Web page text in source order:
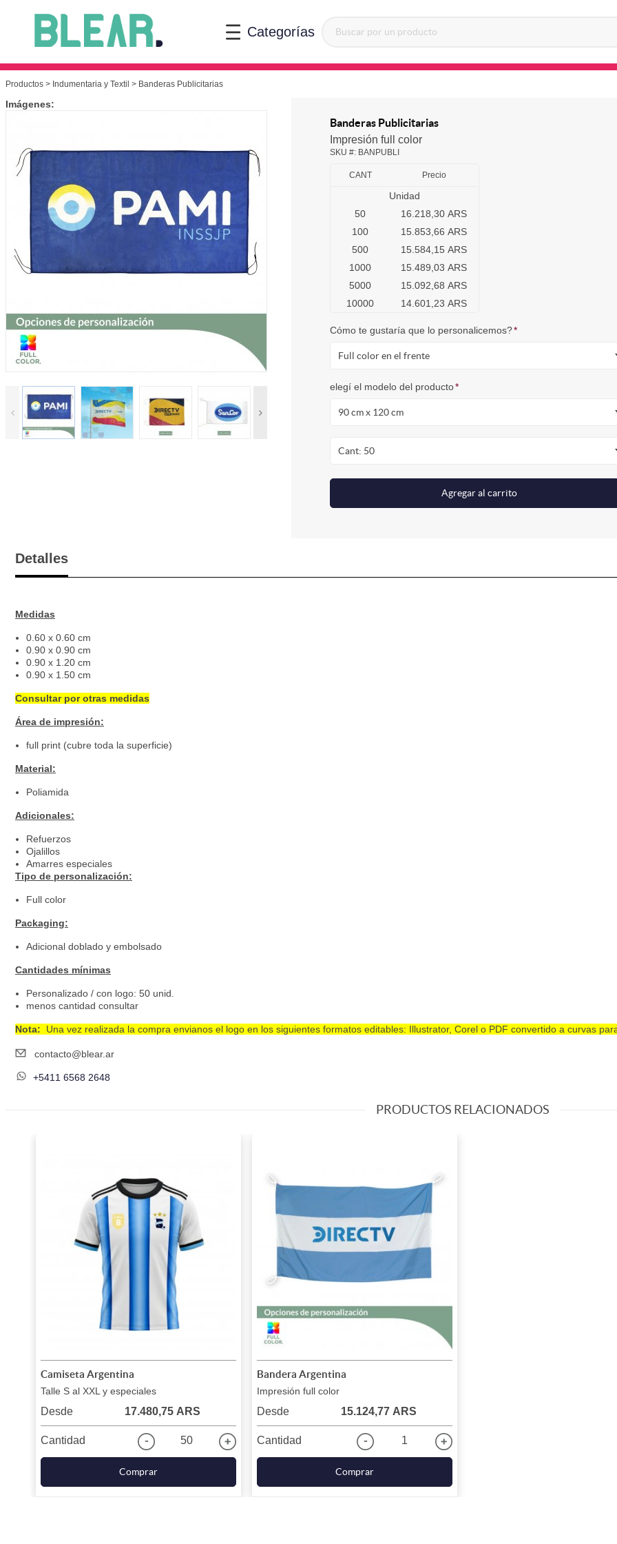
Categorías
Productos > Indumentaria y Textil > Banderas Publicitarias
Imágenes:
Banderas Publicitarias
Impresión full color
SKU #: BANPUBLI
CANT Precio
Unidad
50
16.218,30 ARS
100
15.853,66 ARS
500
15.584,15 ARS
1000
15.489,03 ARS
5000
15.092,68 ARS
10000
14.601,23 ARS
Cómo te gustaría que lo personalicemos?*
Full color en el frente
elegí el modelo del producto*
90 cm x 120 cm
Cant: 50
Agregar al carrito
Detalles
Medidas
0.60 x 0.60 cm
0.90 x 0.90 cm
0.90 x 1.20 cm
0.90 x 1.50 cm
Consultar por otras medidas
Área de impresión:
full print (cubre toda la superficie)
Material:
Poliamida
Adicionales:
Refuerzos
Ojalillos
Amarres especiales
Tipo de personalización:
Full color
Packaging:
Adicional doblado y embolsado
Cantidades mínimas
Personalizado / con logo: 50 unid.
menos cantidad consultar
Nota: Una vez realizada la compra envianos el logo en los siguientes formatos editables: Illustrator, Corel o PDF convertido a curvas
contacto@blear.ar
+5411 6568 2648
PRODUCTOS RELACIONADOS
Camiseta Argentina
Talle S al XXL y especiales
Desde 17.480,75 ARS
Cantidad 50
Comprar
Bandera Argentina
Impresión full color
Desde 15.124,77 ARS
Cantidad 1
Comprar